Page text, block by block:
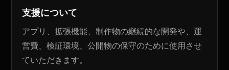
支援について
アプリ、拡張機能、制作物の継続的な開発や、運
営費、検証環境、公開物の保守のために使用させ
ていただきます。